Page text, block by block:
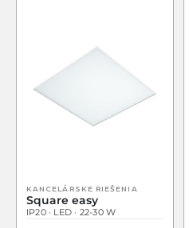
KANCELÁRSKE RIEŠENIA
Square easy
IP20 · LED · 22-30 W